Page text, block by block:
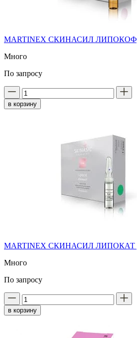
MARTINEX СКИНАСИЛ ЛИПОКОФ,
Много
По запросу
в корзину
MARTINEX СКИНАСИЛ ЛИПОКАТ ,
Много
По запросу
в корзину